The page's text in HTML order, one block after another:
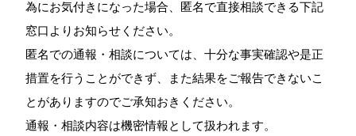
為にお気付きになった場合、匿名で直接相談できる下記
窓口よりお知らせください。
匿名での通報・相談については、十分な事実確認や是正
措置を行うことができず、また結果をご報告できないこ
とがありますのでご承知おきください。
通報・相談内容は機密情報として扱われます。